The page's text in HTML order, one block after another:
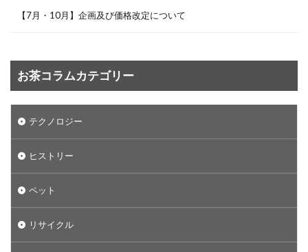
【7月・10月】企画及び価格改定について
お茶コラムカテゴリー
テクノロジー
ヒストリー
ペット
リサイクル